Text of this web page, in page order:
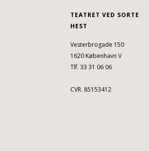
TEATRET VED SORTE
HEST
Vesterbrogade 150
1620 København V
Tlf. 33 31 06 06
CVR. 85153412